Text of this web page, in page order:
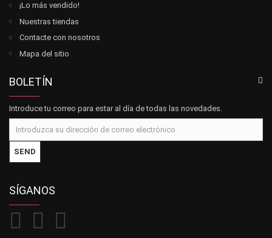
¡Lo más vendido!
Nuestras tiendas
Contacte con nosotros
Mapa del sitio
BOLETÍN
Introduce tu correo para estar al día de todas las novedades.
SEND
SÍGANOS